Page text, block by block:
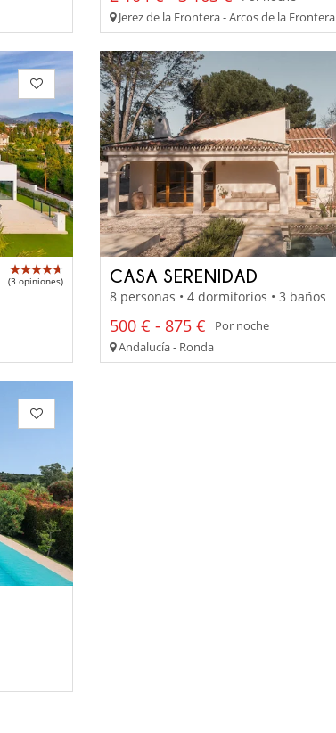
Jerez de la Frontera - Arcos de la Frontera
(3 opiniones) CASA SERENIDAD
8 personas • 4 dormitorios • 3 baños
500 € - 875 €
Por noche
Andalucía - Ronda